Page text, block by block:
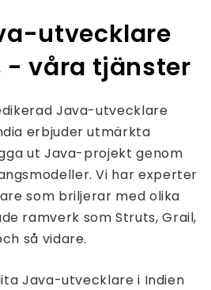
utvecklare
- våra tjänster
Java-utvecklare
erbjuder utmärkta
ut Java-projekt genom
Vi har experter
som briljerar med olika
ramverk som Struts, Grail,
så vidare.
Java-utvecklare i Indien